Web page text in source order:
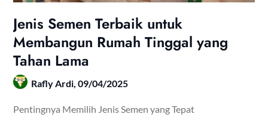
Jenis Semen Terbaik untuk
Membangun Rumah Tinggal yang
Tahan Lama
Rafly Ardi,09/04/2025
Pentingnya Memilih Jenis Semen yang Tepat